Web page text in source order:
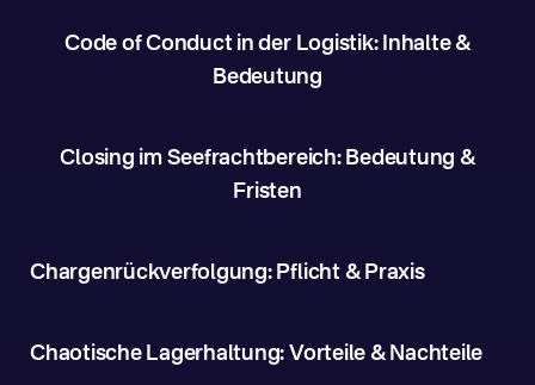
Code of Conduct in der Logistik: Inhalte &
Bedeutung
Closing im Seefrachtbereich: Bedeutung &
Fristen
Chargenrückverfolgung: Pflicht & Praxis
Chaotische Lagerhaltung: Vorteile & Nachteile